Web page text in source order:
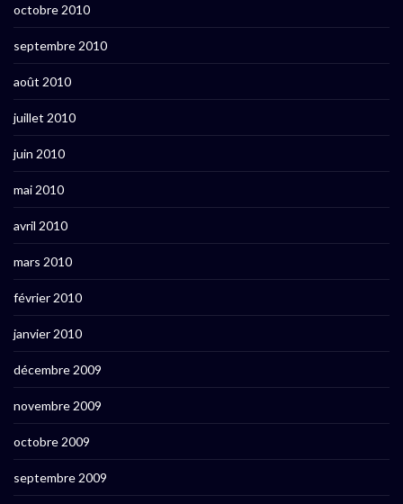
octobre 2010
septembre 2010
août 2010
juillet 2010
juin 2010
mai 2010
avril 2010
mars 2010
février 2010
janvier 2010
décembre 2009
novembre 2009
octobre 2009
septembre 2009